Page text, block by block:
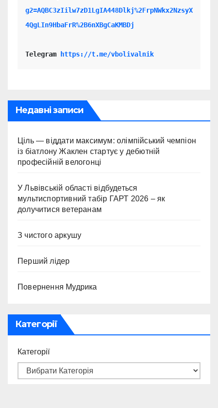
g2=AQBC3zIilw7zD1LgIA448Dlkj%2FrpNWkx2NzsyX
4QgLIn9HbaFrR%2B6nXBgCaKMBDj
Telegram https://t.me/vbolivalnik
Недавні записи
Ціль — віддати максимум: олімпійський чемпіон
із біатлону Жаклен стартує у дебютній
професійній велогонці
У Львівській області відбудеться
мультиспортивний табір ГАРТ 2026 – як
долучитися ветеранам
З чистого аркушу
Перший лідер
Повернення Мудрика
Категорії
Категорії